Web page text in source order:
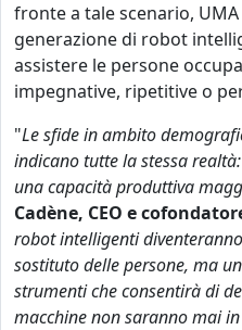
fronte a tale scenario,
generazione di robot
assistere le persone
impegnative, ripetitive o
"Le sfide in ambito
indicano tutte la stessa
una capacità produttiva
Cadène, CEO e
robot intelligenti
sostituto delle persone, ma
strumenti che consentirà di
macchine non saranno mai